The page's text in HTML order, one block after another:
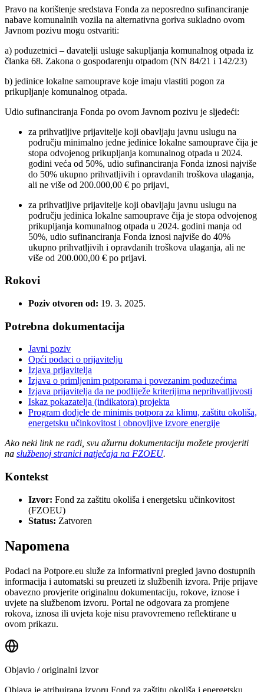
Pravo na korištenje sredstava Fonda za neposredno sufinanciranje
nabave komunalnih vozila na alternativna goriva sukladno ovom
Javnom pozivu mogu ostvariti:
a) poduzetnici – davatelji usluge sakupljanja komunalnog otpada iz
članka 68. Zakona o gospodarenju otpadom (NN 84/21 i 142/23)
b) jedinice lokalne samouprave koje imaju vlastiti pogon za
prikupljanje komunalnog otpada.
Udio sufinanciranja Fonda po ovom Javnom pozivu je sljedeći:
za prihvatljive prijavitelje koji obavljaju javnu uslugu na
području minimalno jedne jedinice lokalne samouprave čija je
stopa odvojenog prikupljanja komunalnog otpada u 2024.
godini veća od 50%, udio sufinanciranja Fonda iznosi najviše
do 50% ukupno prihvatljivih i opravdanih troškova ulaganja,
ali ne više od 200.000,00 € po prijavi,
za prihvatljive prijavitelje koji obavljaju javnu uslugu na
području jedinica lokalne samouprave čija je stopa odvojenog
prikupljanja komunalnog otpada u 2024. godini manja od
50%, udio sufinanciranja Fonda iznosi najviše do 40%
ukupno prihvatljivih i opravdanih troškova ulaganja, ali ne
više od 200.000,00 € po prijavi.
Rokovi
Poziv otvoren od: 19. 3. 2025.
Potrebna dokumentacija
Javni poziv
Opći podaci o prijavitelju
Izjava prijavitelja
Izjava o primljenim potporama i povezanim poduzećima
Izjava prijavitelja da ne podliježe kriterijima neprihvatljivosti
Iskaz pokazatelja (indikatora) projekta
Program dodjele de minimis potpora za klimu, zaštitu okoliša,
energetsku učinkovitost i obnovljive izvore energije
Ako neki link ne radi, svu ažurnu dokumentaciju možete provjeriti
na službenoj stranici natječaja na FZOEU.
Kontekst
Izvor: Fond za zaštitu okoliša i energetsku učinkovitost
(FZOEU)
Status: Zatvoren
Napomena
Podaci na Potpore.eu služe za informativni pregled javno dostupnih
informacija i automatski su preuzeti iz službenih izvora. Prije prijave
obavezno provjerite originalnu dokumentaciju, rokove, iznose i
uvjete na službenom izvoru. Portal ne odgovara za promjene
rokova, iznosa ili uvjeta koje nisu pravovremeno reflektirane u
ovom prikazu.
Objavio / originalni izvor
Objava je atribuirana izvoru Fond za zaštitu okoliša i energetsku